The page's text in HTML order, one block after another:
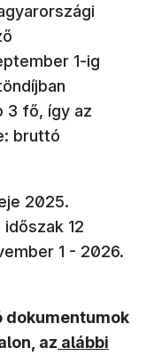
1-ig
3 fő, így az
bruttó
2025.
12
1 - 2026.
dokumentumok
az alábbi